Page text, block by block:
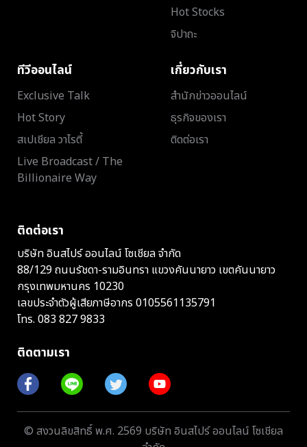
Hot Stocks
จิปาถะ
ทีวีออนไลน์
Exclusive Talk
Hot Story
สเปเชียล วาไรตี้
Live Broadcast / The
Billionaire Way
เกี่ยวกับเรา
สำนักข่าวออนไลน์
ธุรกิจของเรา
ติดต่อเรา
ติดต่อเรา
บริษัท อินสไปร์ ออนไลน์ โซเชียล จำกัด
88/129 ถนนรัชดา-รามอินทรา แขวงคันนายาว เขตคันนายาว
กรุงเทพมหานคร 10230
เลขประจำตัวผู้เสียภาษีอากร 0105561135791
โทร. 083 827 9833
ติดตามเรา
© สงวนลิขสิทธิ์ พ.ศ. 2569 บริษัท อินสไปร์ ออนไลน์ โซเชียล